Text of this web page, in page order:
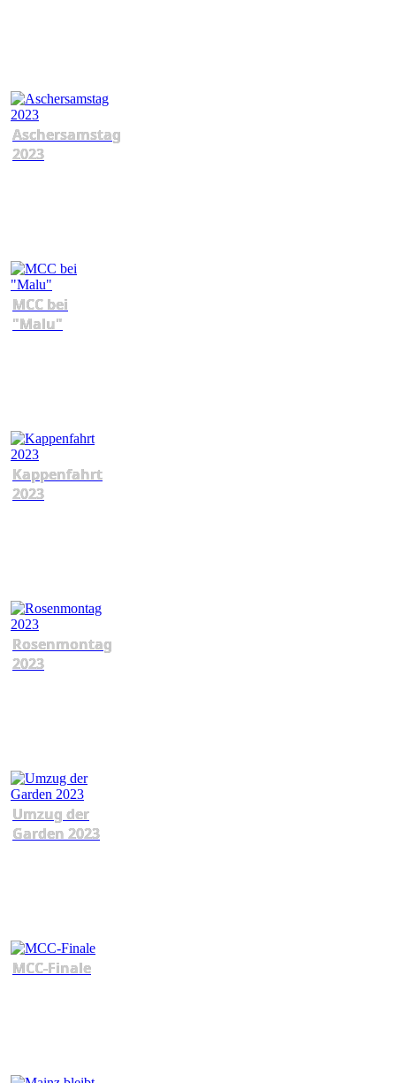
Aschersamstag
2023
MCC bei
"Malu"
Kappenfahrt
2023
Rosenmontag
2023
Umzug der
Garden 2023
MCC-Finale